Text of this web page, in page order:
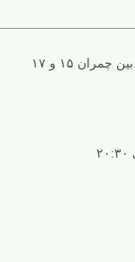
۱۵ و ۱۷